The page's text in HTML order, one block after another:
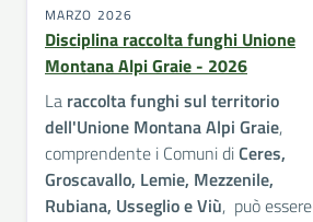
MARZO 2026
Disciplina raccolta funghi Unione
Montana Alpi Graie - 2026
La raccolta funghi sul territorio
dell'Unione Montana Alpi Graie,
comprendente i Comuni diCeres,
Groscavallo, Lemie, Mezzenile,
Rubiana, Usseglio e Viù, può essere